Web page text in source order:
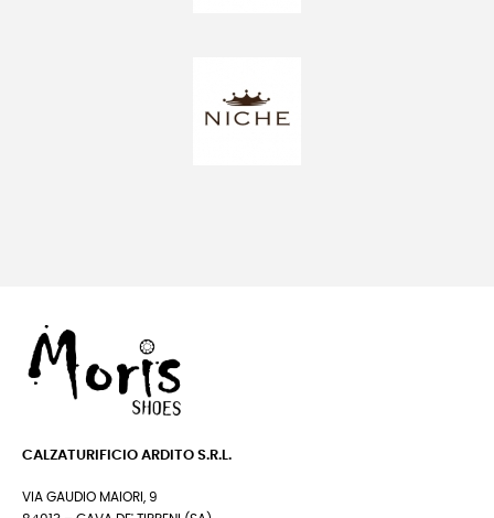
CALZATURIFICIO ARDITO S.R.L.
VIA GAUDIO MAIORI, 9